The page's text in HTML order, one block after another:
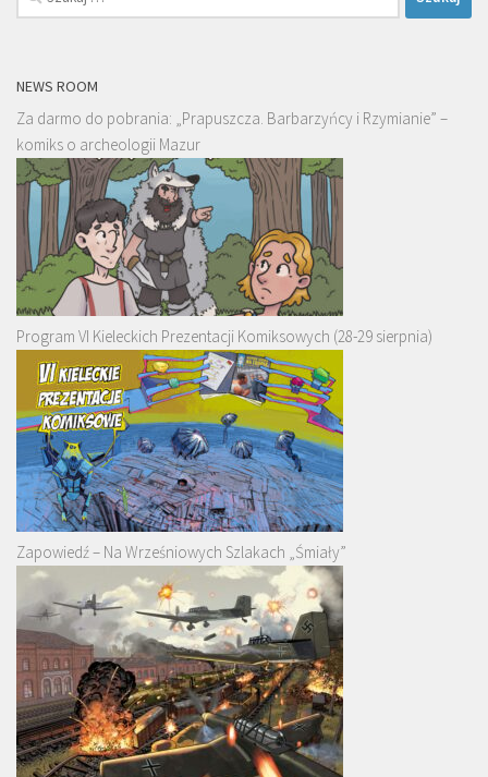
NEWS ROOM
Za darmo do pobrania: „Prapuszcza. Barbarzyńcy i Rzymianie” –
komiks o archeologii Mazur
Program VI Kieleckich Prezentacji Komiksowych (28-29 sierpnia)
Zapowiedź – Na Wrześniowych Szlakach „Śmiały”